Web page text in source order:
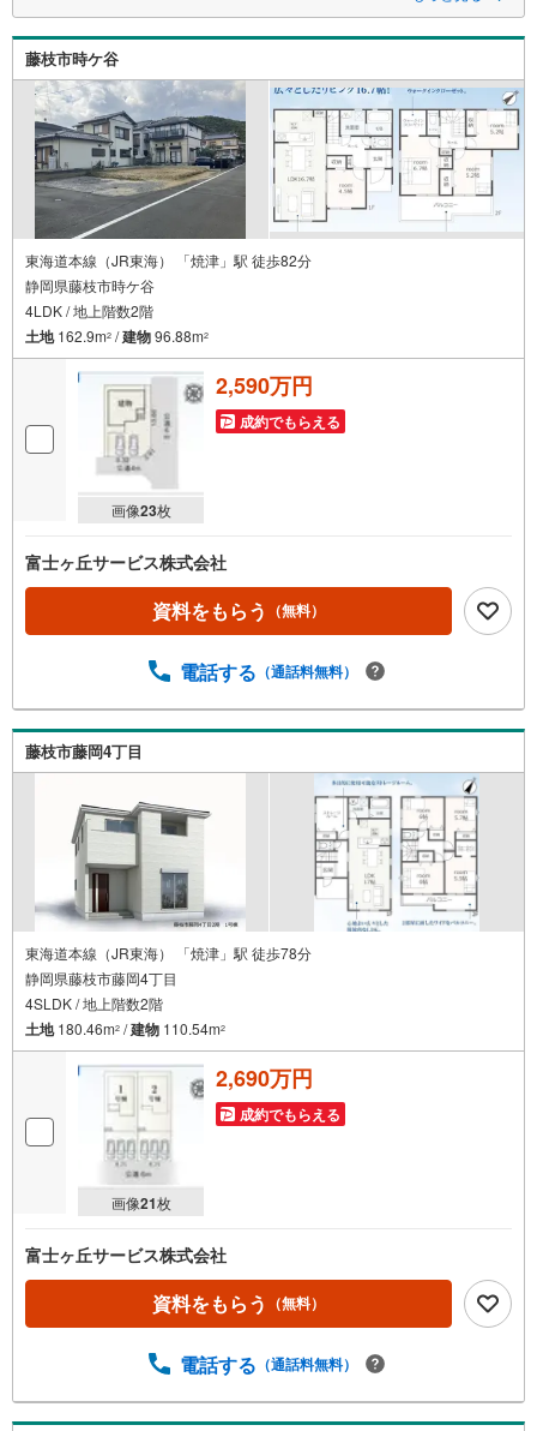
することができます。
藤枝市時ケ谷
東海道本線（JR東海） 「焼津」駅 徒歩82分
静岡県藤枝市時ケ谷
4LDK / 地上階数2階
土地162.9m2 /建物96.88m2
画像23枚
2,590万円
成約でもらえる
富士ヶ丘サービス株式会社
資料をもらう （無料）
電話する （通話料無料）
藤枝市藤岡4丁目
東海道本線（JR東海） 「焼津」駅 徒歩78分
静岡県藤枝市藤岡4丁目
4SLDK / 地上階数2階
土地180.46m2 /建物 110.54m2
画像21枚
2,690万円
成約でもらえる
富士ヶ丘サービス株式会社
資料をもらう （無料）
電話する （通話料無料）